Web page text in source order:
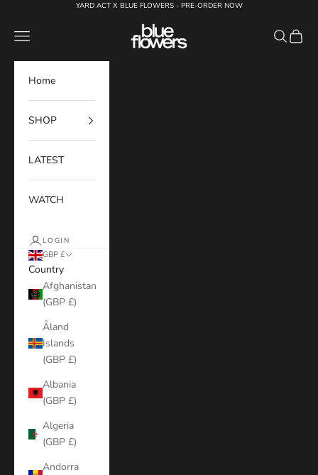
YARD ACT X BLUE FLOWERS - PRE-ORDER NOW
Blue Flowers
Navigation menu Search
Cart
Home
SHOP
LATEST
WATCH
LOGIN
GBP £
Country
Afghanistan
(GBP £)
Åland
Islands
(GBP £)
Albania
(GBP £)
Algeria
(GBP £)
Andorra